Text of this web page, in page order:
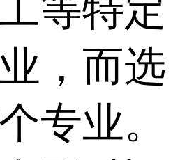
等特定
，而选
专业。